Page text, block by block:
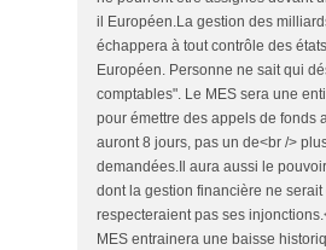
il Européen.La gestion des
échappera à tout contrôle des
Européen. Personne ne sait qui
comptables". Le MES sera une
pour émettre des appels de fonds
auront 8 jours, pas un de<br />
demandées.Il aura aussi le
dont la gestion financière ne
respecteraient pas ses
MES entrainera une baisse